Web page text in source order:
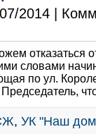
2014 |
отказаться
словами
по ул.
, УК "Наш